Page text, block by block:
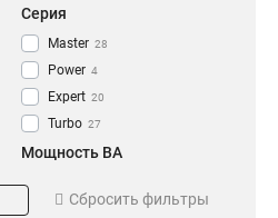
Серия
Master 28
Power 4
Expert 20
Turbo 27
Мощность ВА
15000
Сбросить фильтры